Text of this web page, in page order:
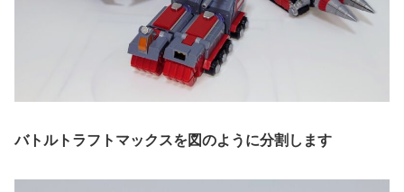
バトルトラフトマックスを図のように分割します